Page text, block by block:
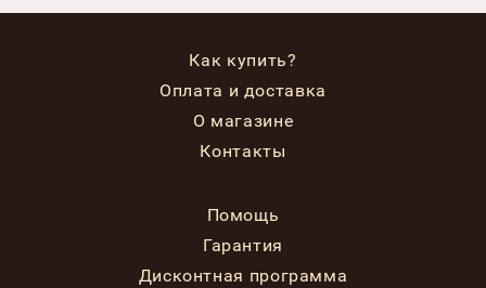
Как купить?
Оплата и доставка
О магазине
Контакты
Помощь
Гарантия
Дисконтная программа